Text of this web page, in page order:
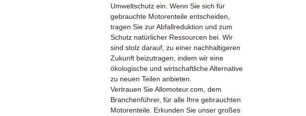
Umweltschutz ein. Wenn Sie sich für
gebrauchte Motorenteile entscheiden,
tragen Sie zur Abfallreduktion und zum
Schutz natürlicher Ressourcen bei. Wir
sind stolz darauf, zu einer nachhaltigeren
Zukunft beizutragen, indem wir eine
ökologische und wirtschaftliche Alternative
zu neuen Teilen anbieten.
Vertrauen Sie Allomoteur.com, dem
Branchenführer, für alle Ihre gebrauchten
Motorenteile. Erkunden Sie unser großes